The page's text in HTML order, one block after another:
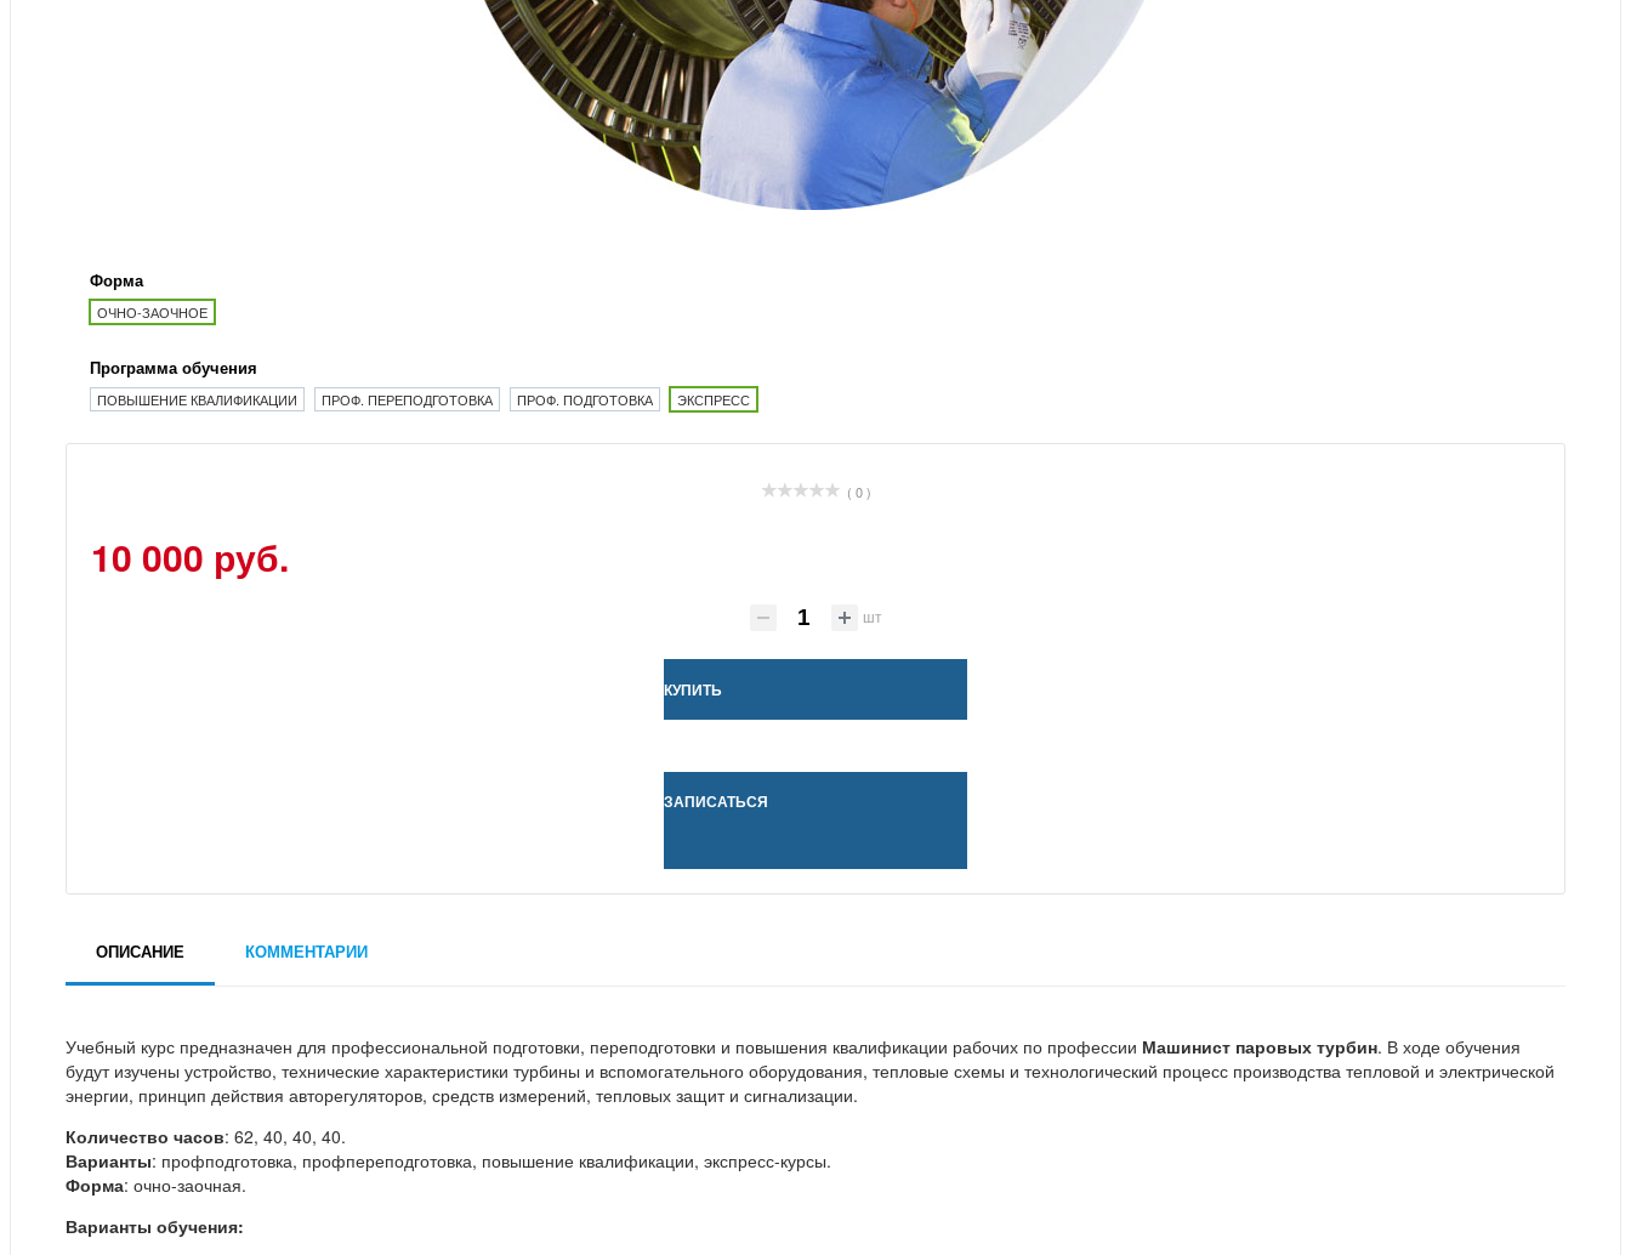
Форма
ОЧНО-ЗАОЧНОЕ
Программа обучения
ПОВЫШЕНИЕ КВАЛИФИКАЦИИ ПРОФ. ПЕРЕПОДГОТОВКА ПРОФ. ПОДГОТОВКА ЭКСПРЕСС
( 0 )
10 000 руб.
шт
КУПИТЬ
ЗАПИСАТЬСЯ
ОПИСАНИЕ КОММЕНТАРИИ
Учебный курс предназначен для профессиональной подготовки, переподготовки и повышения квалификации рабочих по профессии Машинист паровых турбин. В ходе обучения
будут изучены устройство, технические характеристики турбины и вспомогательного оборудования, тепловые схемы и технологический процесс производства тепловой и электрической
энергии, принцип действия авторегуляторов, средств измерений, тепловых защит и сигнализации.
Количество часов: 62, 40, 40, 40.
Варианты: профподготовка, профпереподготовка, повышение квалификации, экспресс-курсы.
Форма: очно-заочная.
Варианты обучения: